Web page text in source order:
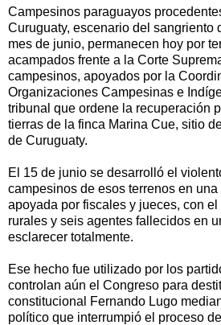
Campesinos paraguayos
Curuguaty, escenario del sangriento
mes de junio, permanecen hoy por
acampados frente a la Corte
campesinos, apoyados por la
Organizaciones Campesinas e
tribunal que ordene la recuperación
tierras de la finca Marina Cue, sitio
de Curuguaty.
El 15 de junio se desarrolló el
campesinos de esos terrenos en
apoyada por fiscales y jueces, con
rurales y seis agentes fallecidos en
esclarecer totalmente.
Ese hecho fue utilizado por los
controlan aún el Congreso para
constitucional Fernando Lugo
político que interrumpió el proceso